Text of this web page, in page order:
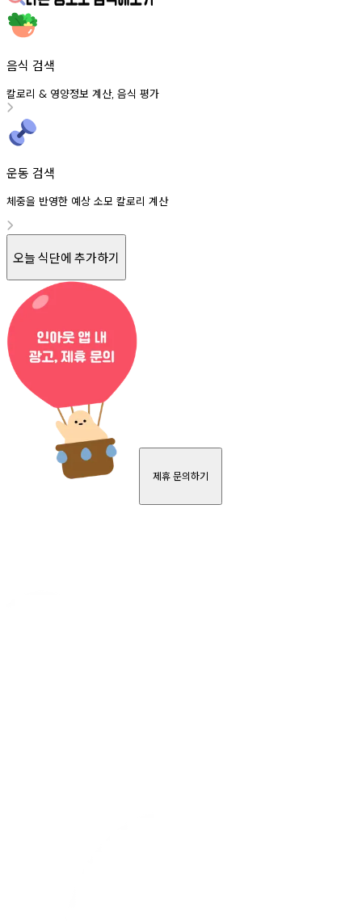
음식 검색
칼로리 & 영양정보 계산, 음식 평가
운동 검색
체중을 반영한 예상 소모 칼로리 계산
오늘 식단에 추가하기
제휴 문의하기